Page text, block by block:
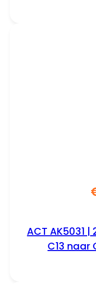
ACT AK5031
C13 naar